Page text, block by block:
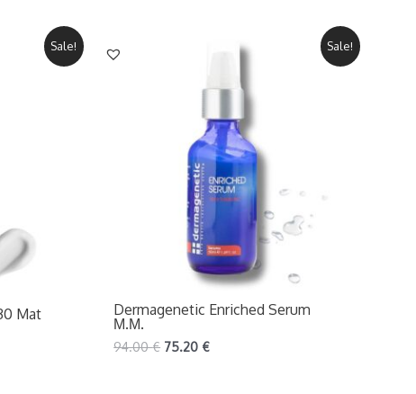
Sale!
Mat
Sale!
Dermagenetic Enriched Serum
Μ.Μ.
94.00€ 75.20 €